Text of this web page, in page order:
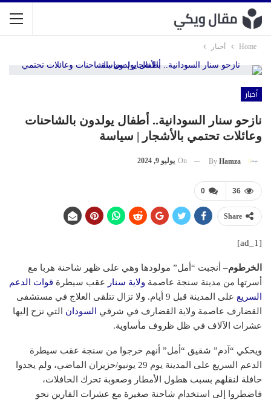
Home أخبار
أخبار
نازحو سنار السودانية.. أطفال يولدون بالشاحنات
وعائلات تحتمي بالأشجار | سياسة
By Hamza
On يوليو 9, 2024
0 36
Share
[ad_1]
الخرطوم– أنجبت “أمل” مولودها وهي على ظهر شاحنة هربا مع
أسرتها من مدينة سنجة عاصمة ولاية سنار عقب سيطرة قوات الدعم
السريع
على المدينة قبل 9 أيام. ولا تزال تتلقى العلاج في مستشفى
القضارف عاصمة ولاية القضارف في شرقي
السودان التي نزح إليها
عشرات الآلاف في ظل ظروف مأساوية.
ويحكي “آدم” شقيق “أمل” أنهم خرجوا من سنجة عقب سيطرة
الدعم السريع على المدينة يوم 29 يونيو/حزيران الماضي، ولم يجدوا
حافلة لنقلهم بسبب هطول الأمطار وصعوبة تحرك الحافلات،
فاضطروا إلى استخدام شاحنة صغيرة مع عشرات الفارين نحو